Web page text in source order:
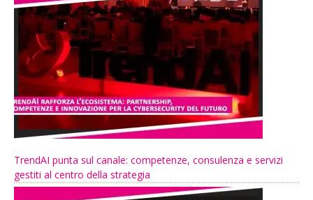
TrendAI punta sul canale: competenze, consulenza e servizi
gestiti al centro della strategia